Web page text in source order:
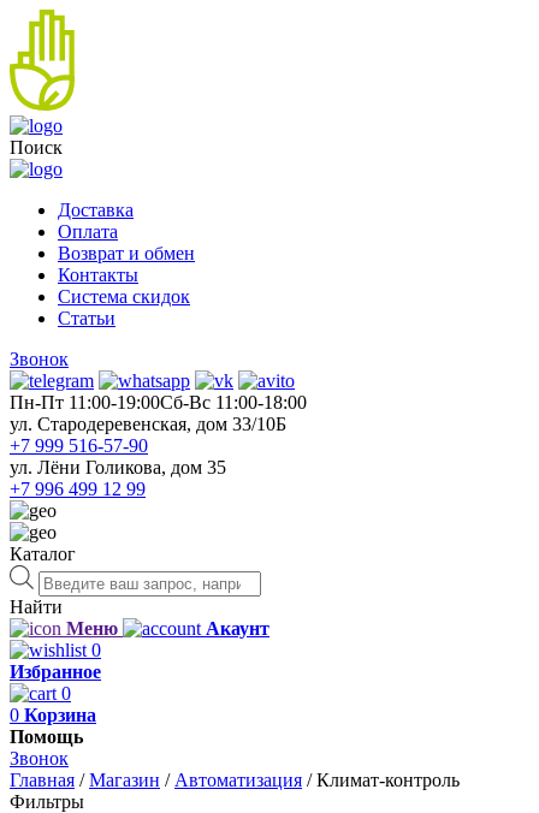
Поиск
Доставка
Оплата
Возврат и обмен
Контакты
Система скидок
Статьи
Звонок
Пн-Пт 11:00-19:00Cб-Вс 11:00-18:00
ул. Стародеревенская, дом 33/10Б
+7 999 516-57-90
ул. Лёни Голикова, дом 35
+7 996 499 12 99
Каталог
Поиск
товаров
Найти
Меню
Акаунт
0
Избранное
0
0 Корзина
Помощь
Звонок
Главная /Магазин / Автоматизация /Климат-контроль
Фильтры